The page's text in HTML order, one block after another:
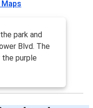
park and
Blvd. The
the purple